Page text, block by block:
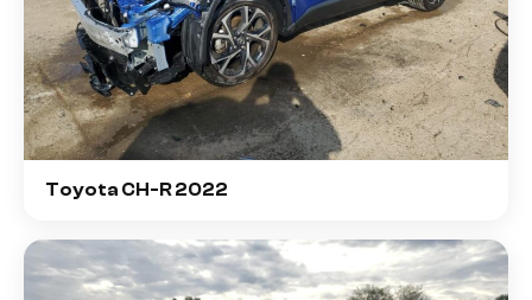
Toyota CH-R 2022